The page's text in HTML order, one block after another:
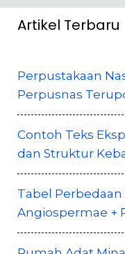
Artikel Terbaru
Perpustakaan
Perpusnas
Contoh Teks
dan Struktur
Tabel
Angiospermae +